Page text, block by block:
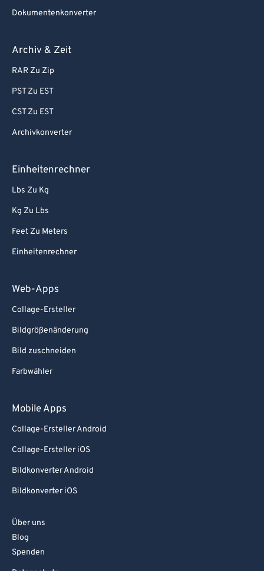
Dokumentenkonverter
Archiv & Zeit
RAR Zu Zip
PST Zu EST
CST Zu EST
Archivkonverter
Einheitenrechner
Lbs Zu Kg
Kg Zu Lbs
Feet Zu Meters
Einheitenrechner
Web-Apps
Collage-Ersteller
Bildgrößenänderung
Bild zuschneiden
Farbwähler
Mobile Apps
Collage-Ersteller Android
Collage-Ersteller iOS
Bildkonverter Android
Bildkonverter iOS
Über uns
Blog
Spenden